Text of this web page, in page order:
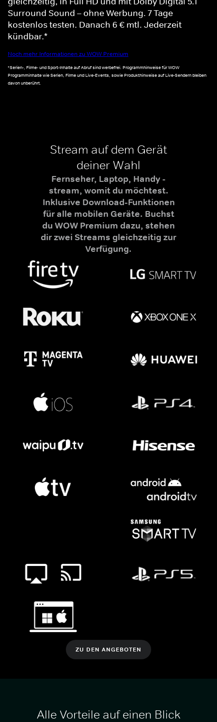
Surround Sound – ohne Werbung. 7 Tage
kostenlos testen. Danach 6 € mtl. Jederzeit
kündbar.*
Noch mehr Informationen zu WOW Premium
*Serien-, Filme- und Sport-Inhalte auf Abruf sind werbefrei. Programmhinweise für WOW
Programminhalte wie Serien, Filme und Live-Events, sowie Produkthinweise auf Live-Sendern bleiben
davon unberührt.
Stream auf dem Gerät
deiner Wahl
Fernseher, Laptop, Handy -
stream, womit du möchtest.
Inklusive Download-Funktionen
für alle mobilen Geräte. Buchst
du WOW Premium dazu, stehen
dir zwei Streams gleichzeitig zur
Verfügung.
ZU DEN ANGEBOTEN
Alle Vorteile auf einen Blick